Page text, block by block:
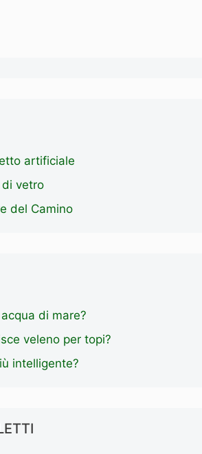
artificiale
vetro
del Camino
di mare?
veleno per topi?
intelligente?